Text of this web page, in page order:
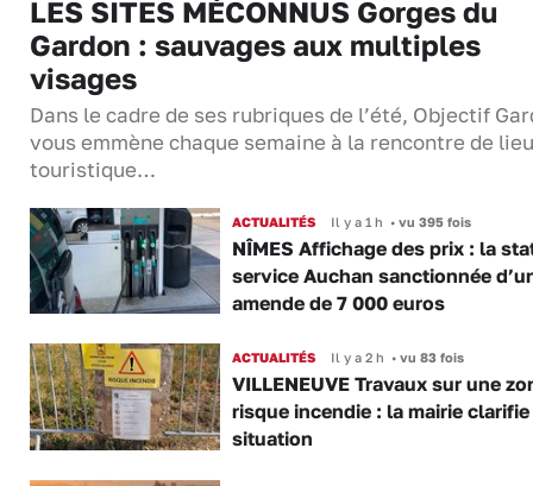
LES SITES MÉCONNUS Gorges du
Gardon : sauvages aux multiples
visages
Dans le cadre de ses rubriques de l’été, Objectif
vous emmène chaque semaine à la rencontre de
touristique…
ACTUALITÉS Il y a 1 h •vu 395 fois
NÎMES Affichage des prix : la
service Auchan sanctionnée
amende de 7 000 euros
ACTUALITÉS Il y a 2 h •vu 83 fois
VILLENEUVE Travaux sur une
risque incendie : la mairie
situation